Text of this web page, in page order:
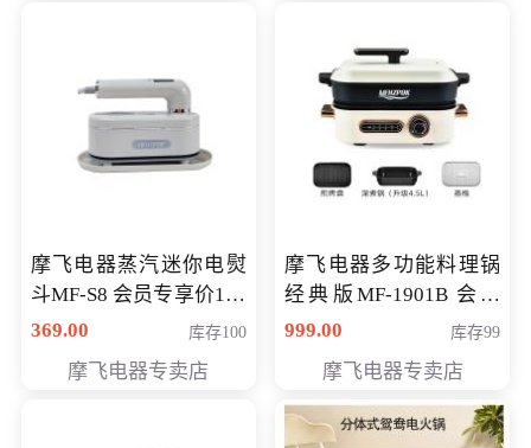
摩飞电器蒸汽迷你电熨
斗MF-S8 会员专享价168
元
369.00 库存100
摩飞电器专卖店
摩飞电器多功能料理锅
经典版MF-1901B 会员
专享价399元
999.00 库存99
摩飞电器专卖店